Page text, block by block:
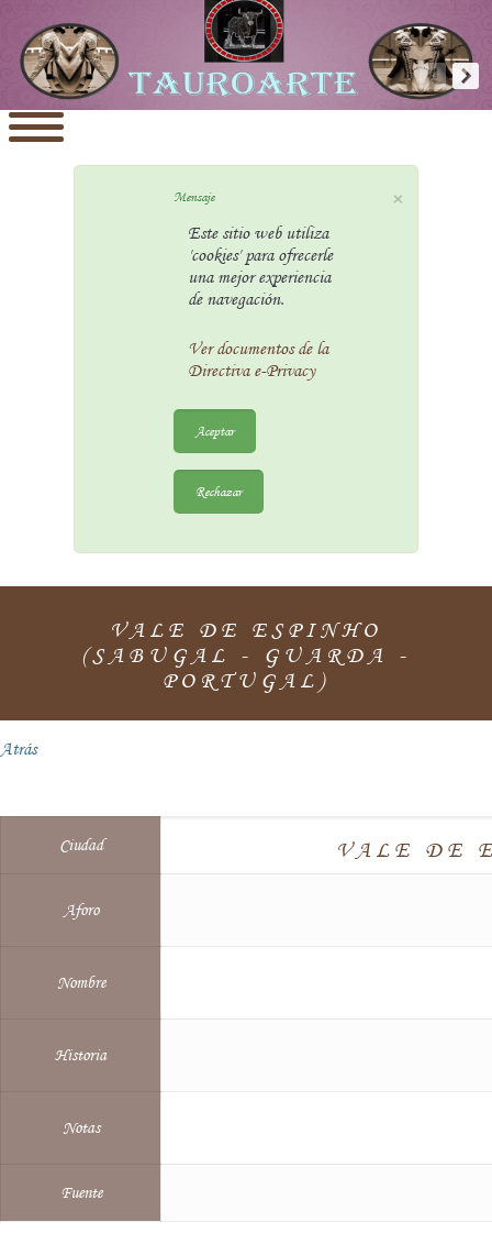
×
Mensaje
Este sitio web utiliza
'cookies' para ofrecerle
una mejor experiencia
de navegación.
Ver documentos de la
Directiva e-Privacy
Aceptar
Rechazar
VALE DE ESPINHO
(SABUGAL - GUARDA -
PORTUGAL)
Atrás
Ciudad VALE DE
Aforo
Nombre
Historia
Notas
Fuente